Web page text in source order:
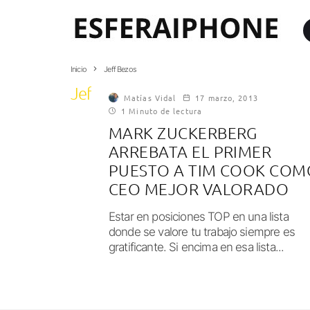
Inicio Jeff Bezos
Jeff BezosMatías Vidal
17 marzo, 2013
1 Minuto de lectura
MARK ZUCKERBERG
ARREBATA EL PRIMER
PUESTO A TIM COOK
CEO MEJOR VALORADO
Estar en posiciones TOP en una lista
donde se valore tu trabajo siempre es
gratificante. Si encima en esa lista...